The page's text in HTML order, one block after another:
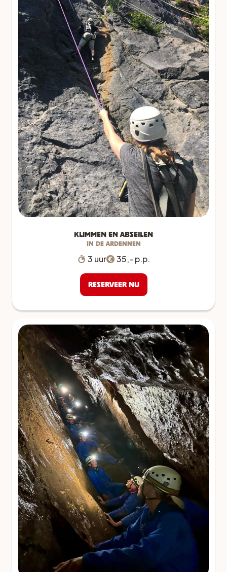
Klimmen en abseilen
In de Ardennen
3 uur 35,- p.p.
Reserveer nu